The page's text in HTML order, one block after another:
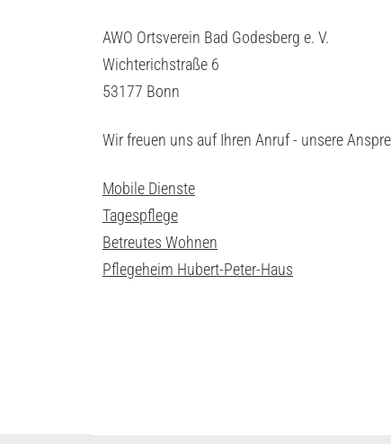
AWO Ortsverein Bad Godesberg e. V.
Wichterichstraße 6
53177 Bonn
Wir freuen uns auf Ihren Anruf - unsere
Mobile Dienste
Tagespflege
Betreutes Wohnen
Pflegeheim Hubert-Peter-Haus